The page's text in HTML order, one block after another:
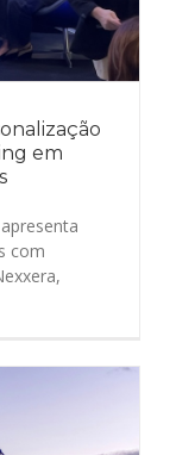
em
com